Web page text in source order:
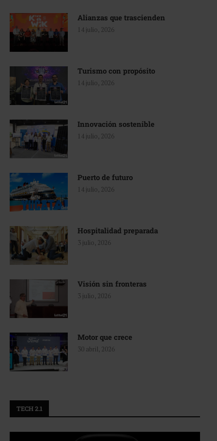
Alianzas que trascienden
14 julio, 2026
Turismo con propósito
14 julio, 2026
Innovación sostenible
14 julio, 2026
Puerto de futuro
14 julio, 2026
Hospitalidad preparada
3 julio, 2026
Visión sin fronteras
3 julio, 2026
Motor que crece
30 abril, 2026
TECH 2.1